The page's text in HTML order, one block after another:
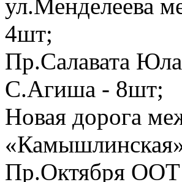
ул.Менделеева
4шт;
Пр.Салавата
С.Агиша - 8шт;
Новая дорога
Пр.Октября